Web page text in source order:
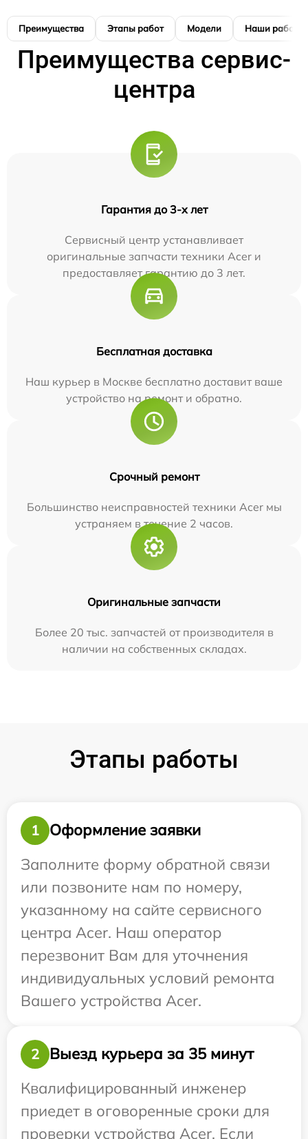
Преимущества Этапы работ Модели Наши работы
Преимущества сервис-
центра
Гарантия до 3-х лет
Сервисный центр устанавливает
оригинальные запчасти техники Acer и
предоставляет гарантию до 3 лет.
Бесплатная доставка
Наш курьер в Москве бесплатно доставит ваше
устройство на ремонт и обратно.
Срочный ремонт
Большинство неисправностей техники Acer мы
устраняем в течение 2 часов.
Оригинальные запчасти
Более 20 тыс. запчастей от производителя в
наличии на собственных складах.
Этапы работы
1
Оформление заявки
Заполните форму обратной связи
или позвоните нам по номеру,
указанному на сайте сервисного
центра Acer. Наш оператор
перезвонит Вам для уточнения
индивидуальных условий ремонта
Вашего устройства Acer.
2
Выезд курьера за 35 минут
Квалифицированный инженер
приедет в оговоренные сроки для
проверки устройства Acer. Если